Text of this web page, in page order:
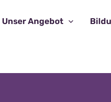
Unser Angebot